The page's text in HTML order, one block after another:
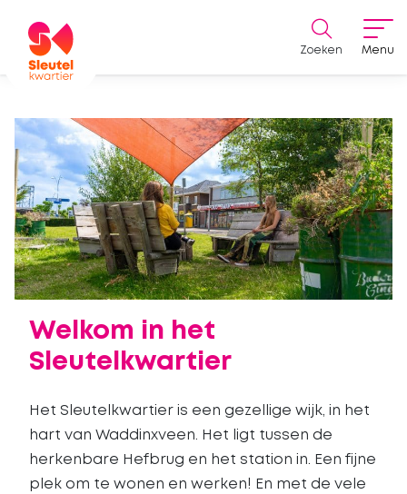
Menu
Zoeken
Welkom in het
Sleutelkwartier
Het Sleutelkwartier is een gezellige wijk, in het
hart van Waddinxveen. Het ligt tussen de
herkenbare Hefbrug en het station in. Een fijne
plek om te wonen en werken! En met de vele